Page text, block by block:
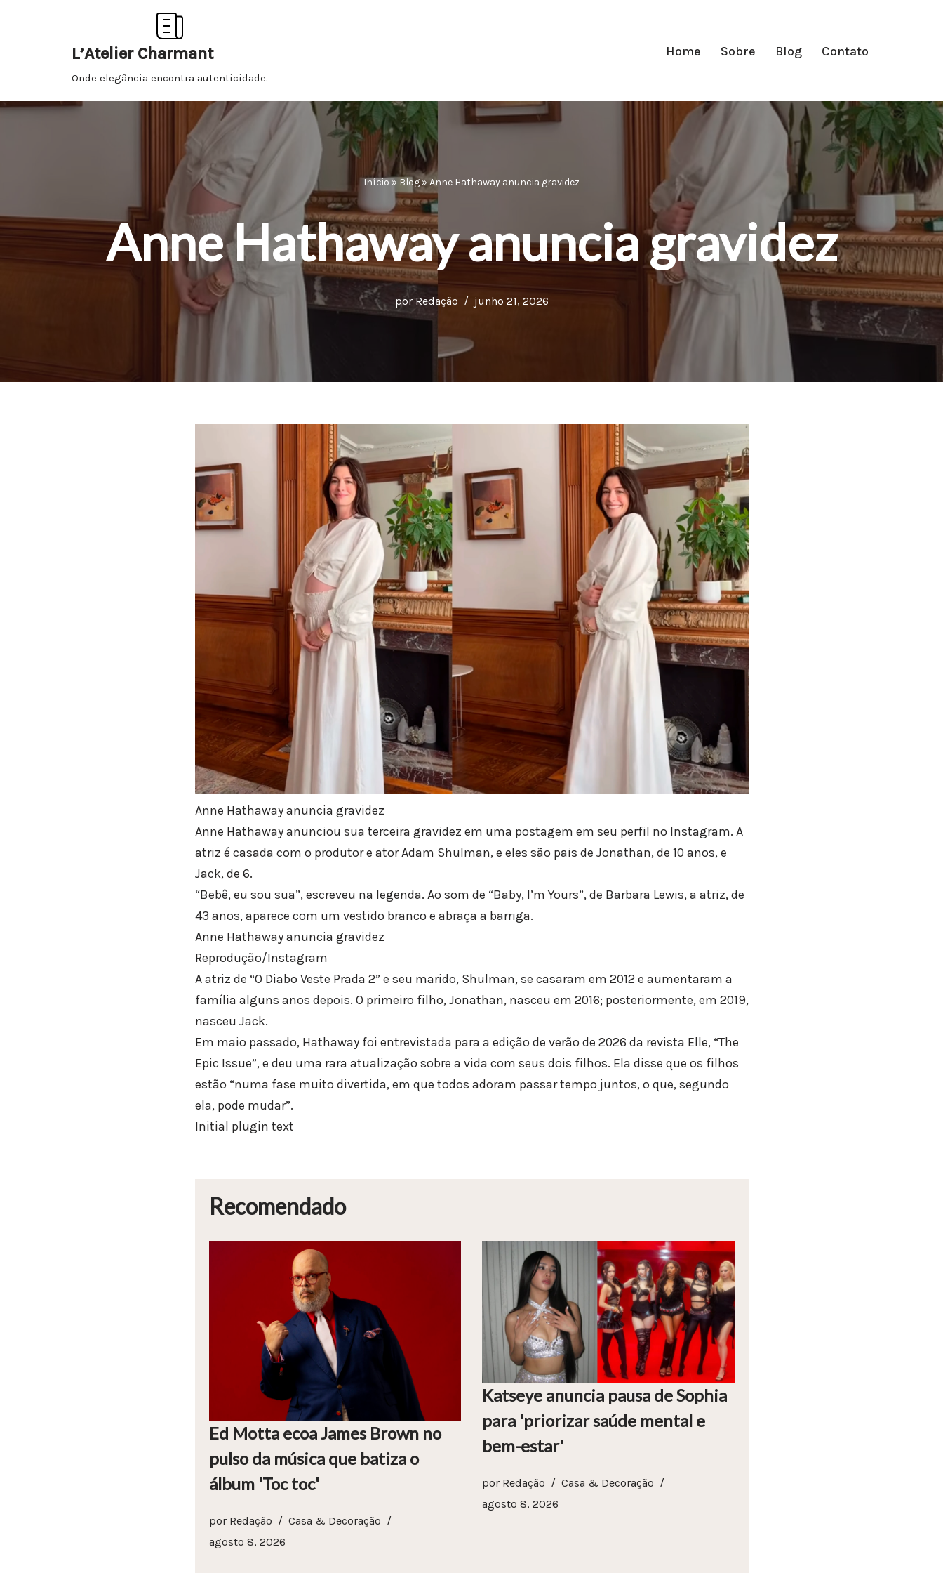
conteúdo
L’Atelier Charmant
Onde elegância encontra autenticidade.
Home Sobre Blog Contato
Início» Blog»Anne Hathaway anuncia gravidez
Anne Hathaway anuncia gravidez
porRedação junho 21, 2026
Anne Hathaway anuncia gravidez
Anne Hathaway anunciou sua terceira gravidez em uma postagem em seu perfil no Instagram. A
atriz é casada com o produtor e ator Adam Shulman, e eles são pais de Jonathan, de 10 anos, e
Jack, de 6.
“Bebê, eu sou sua”, escreveu na legenda. Ao som de “Baby, I’m Yours”, de Barbara Lewis, a atriz, de
43 anos, aparece com um vestido branco e abraça a barriga.
Anne Hathaway anuncia gravidez
Reprodução/Instagram
A atriz de “O Diabo Veste Prada 2” e seu marido, Shulman, se casaram em 2012 e aumentaram a
família alguns anos depois. O primeiro filho, Jonathan, nasceu em 2016; posteriormente, em 2019,
nasceu Jack.
Em maio passado, Hathaway foi entrevistada para a edição de verão de 2026 da revista Elle, “The
Epic Issue”, e deu uma rara atualização sobre a vida com seus dois filhos. Ela disse que os filhos
estão “numa fase muito divertida, em que todos adoram passar tempo juntos, o que, segundo
ela, pode mudar”.
Initial plugin text
Recomendado
Ed Motta ecoa James Brown no
pulso da música que batiza o
álbum 'Toc toc'
por Redação
Casa & Decoração
agosto 8, 2026
Katseye anuncia pausa de Sophia
para 'priorizar saúde mental e
bem-estar'
por Redação
Casa & Decoração
agosto 8, 2026